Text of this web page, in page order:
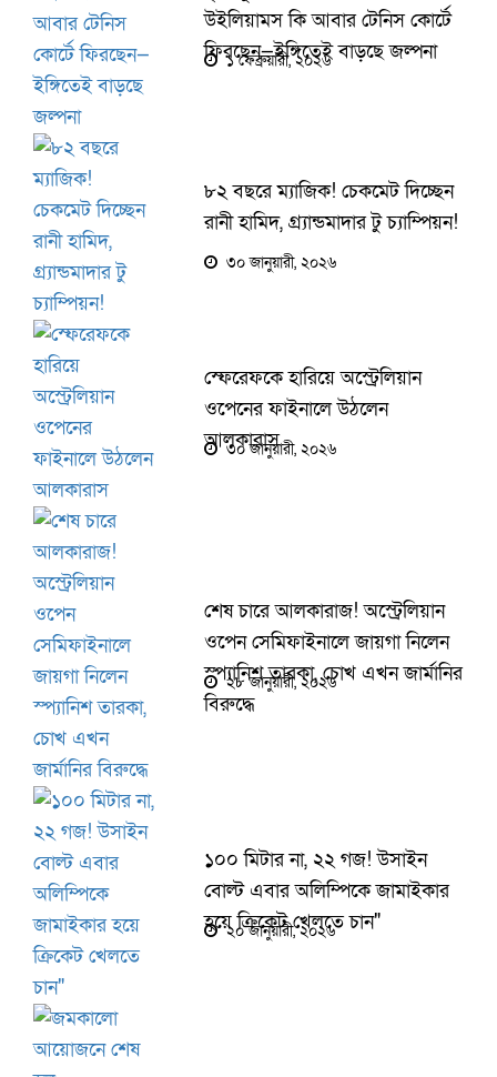
উইলিয়ামস কি আবার টেনিস কোর্টে
ফিরছেন—ইঙ্গিতেই বাড়ছে জল্পনা
১ ফেব্রুয়ারী, ২০২৬
৮২ বছরে ম্যাজিক! চেকমেট দিচ্ছেন
রানী হামিদ, গ্র্যান্ডমাদার টু চ্যাম্পিয়ন!
৩০ জানুয়ারী, ২০২৬
স্ফেরেফকে হারিয়ে অ‌স্ট্রেলিয়ান
ও‌পে‌নের ফাইনালে উঠলেন
আলকারাস
৩০ জানুয়ারী, ২০২৬
শেষ চারে আলকারাজ! অস্ট্রেলিয়ান
ওপেন সেমিফাইনালে জায়গা নিলেন
স্প্যানিশ তারকা, চোখ এখন জার্মানির
বিরুদ্ধে
২৮ জানুয়ারী, ২০২৬
১০০ মিটার না, ২২ গজ! উসাইন
বোল্ট এবার অলিম্পিকে জামাইকার
হয়ে ক্রিকেট খেলতে চান"
২০ জানুয়ারী, ২০২৬